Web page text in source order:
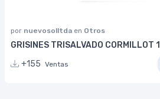
por nuevosolltda en Otros
GRISINES TRISALVADO CORMILLOT
+155 Ventas